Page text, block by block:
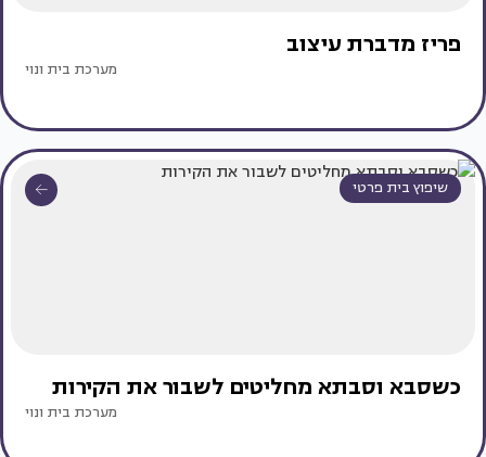
פריז מדברת עיצוב
מערכת בית ונוי
שיפוץ בית פרטי
כשסבא וסבתא מחליטים לשבור את הקירות
מערכת בית ונוי